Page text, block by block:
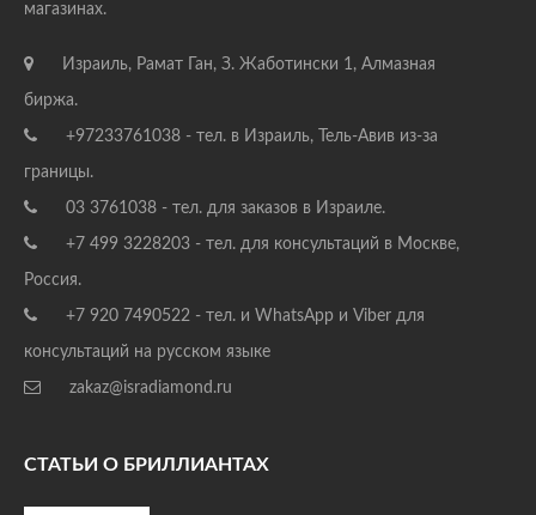
магазинах.
Израиль, Рамат Ган, З. Жаботински 1, Алмазная
биржа.
+97233761038 - тел. в Израиль, Тель-Авив из-за
границы.
03 3761038 - тел. для заказов в Израиле.
+7 499 3228203 - тел. для консультаций в Москве,
Россия.
+7 920 7490522 - тел. и WhatsApp и Viber для
консультаций на русском языке
zakaz@isradiamond.ru
СТАТЬИ О БРИЛЛИАНТАХ